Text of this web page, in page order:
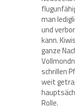
man
und
kann.
ganze
schrillen
weit
Rolle.